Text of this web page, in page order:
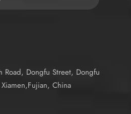
Road, Dongfu Street, Dongfu
China